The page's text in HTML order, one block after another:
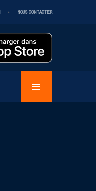
NOUS CONTACTER